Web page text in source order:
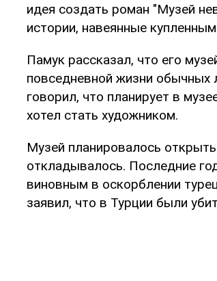
идея создать роман "Музей
истории, навеянные
Памук рассказал, что его
повседневной жизни обычных
говорил, что планирует в
хотел стать художником.
Музей планировалось
откладывалось. Последние
виновным в оскорблении
заявил, что в Турции были